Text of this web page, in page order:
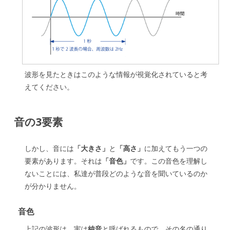
波形を見たときはこのような情報が視覚化されていると考
えてください。
音の3要素
しかし、音には 「大きさ」 と 「高さ」 に加えてもう一つの
要素があります。それは 「音色」 です。この音色を理解し
ないことには、私達が普段どのような音を聞いているのか
が分かりません。
音色